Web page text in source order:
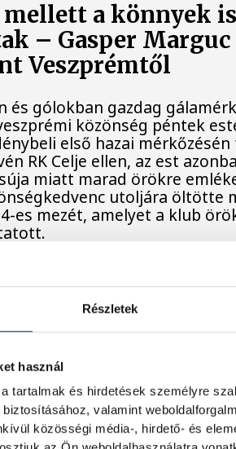
Részletek
használ
tartalmak és hirdetések személyre
valamint
közösségi média-, hirdető- és
a könnyek
– Gasper Marguc
Veszprémtől
és gólokban gazdag
közönség péntek
első hazai
RK Celje ellen, az est
miatt marad örökre
utoljára öltötte
es mezét, amelyet a klub
Csaba:
a Bajnokok
vág neki a 2026/27-
férfi kézilabdacsapata. A
sajtótájékoztatóján
kijelentette: a